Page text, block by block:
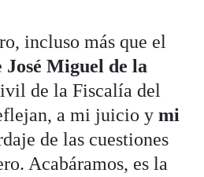
incluso más que el
José Miguel de la
de la Fiscalía del
a mi juicio y mi
de las cuestiones
Acabáramos, es la